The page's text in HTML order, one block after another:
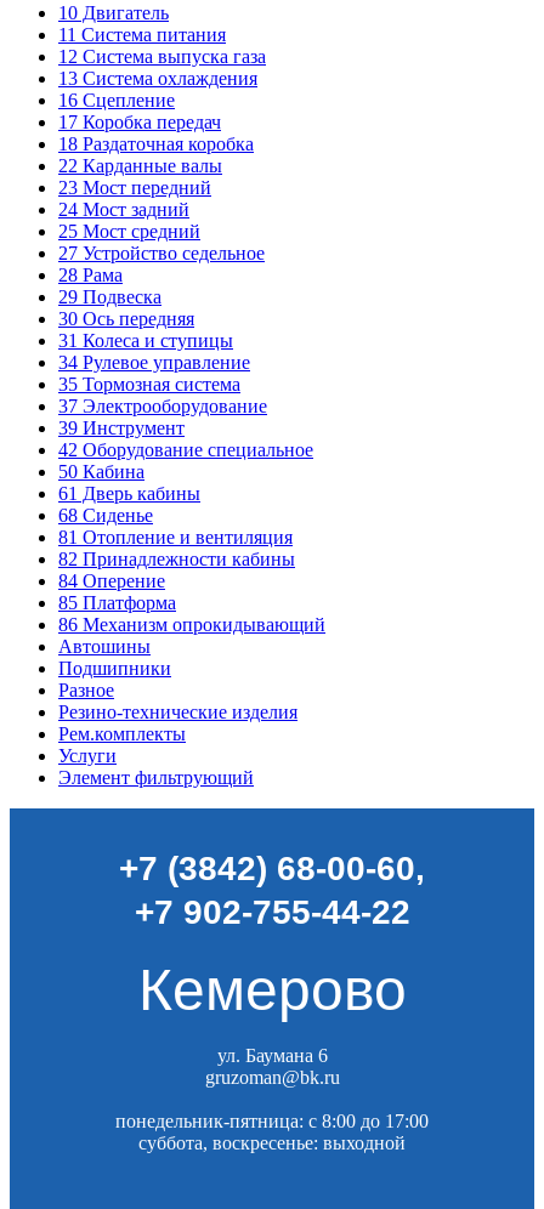
10 Двигатель
11 Система питания
12 Система выпуска газа
13 Система охлаждения
16 Сцепление
17 Коробка передач
18 Раздаточная коробка
22 Карданные валы
23 Мост передний
24 Мост задний
25 Мост средний
27 Устройство седельное
28 Рама
29 Подвеска
30 Ось передняя
31 Колеса и ступицы
34 Рулевое управление
35 Тормозная система
37 Электрооборудование
39 Инструмент
42 Оборудование специальное
50 Кабина
61 Дверь кабины
68 Сиденье
81 Отопление и вентиляция
82 Принадлежности кабины
84 Оперение
85 Платформа
86 Механизм опрокидывающий
Автошины
Подшипники
Разное
Резино-технические изделия
Рем.комплекты
Услуги
Элемент фильтрующий
+7 (3842) 68-00-60,
+7 902-755-44-22
Кемерово
ул. Баумана 6
gruzoman@bk.ru
понедельник-пятница: c 8:00 до 17:00
суббота, воскресенье: выходной